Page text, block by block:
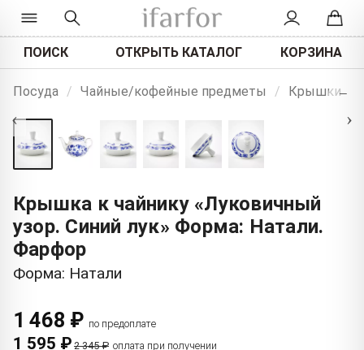
ПОИСК ОТКРЫТЬ КАТАЛОГ КОРЗИНА
Посуда / Чайные/кофейные предметы / Крышки
‹ ›
+
−
Крышка к чайнику «Луковичный
узор. Синий лук» Форма: Натали.
Фарфор
Форма: Натали
1 468 ₽ по предоплате
1 595 ₽ 2 345 ₽ оплата при получении